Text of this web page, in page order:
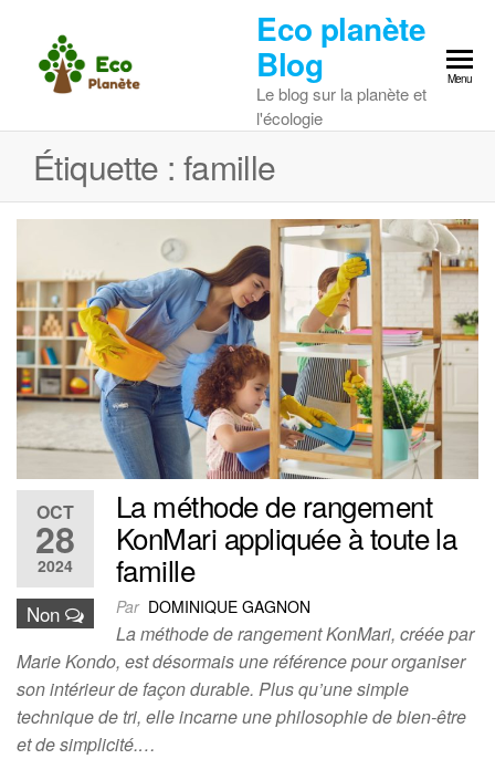
content
Eco planète
Blog
Le blog sur la planète et
l'écologie
Menu
Étiquette : famille
OCT
28
2024
Non
La méthode de rangement
KonMari appliquée à toute la
famille
Par DOMINIQUE GAGNON
La méthode de rangement KonMari, créée par
Marie Kondo, est désormais une référence pour organiser
son intérieur de façon durable. Plus qu’une simple
technique de tri, elle incarne une philosophie de bien-être
et de simplicité.…